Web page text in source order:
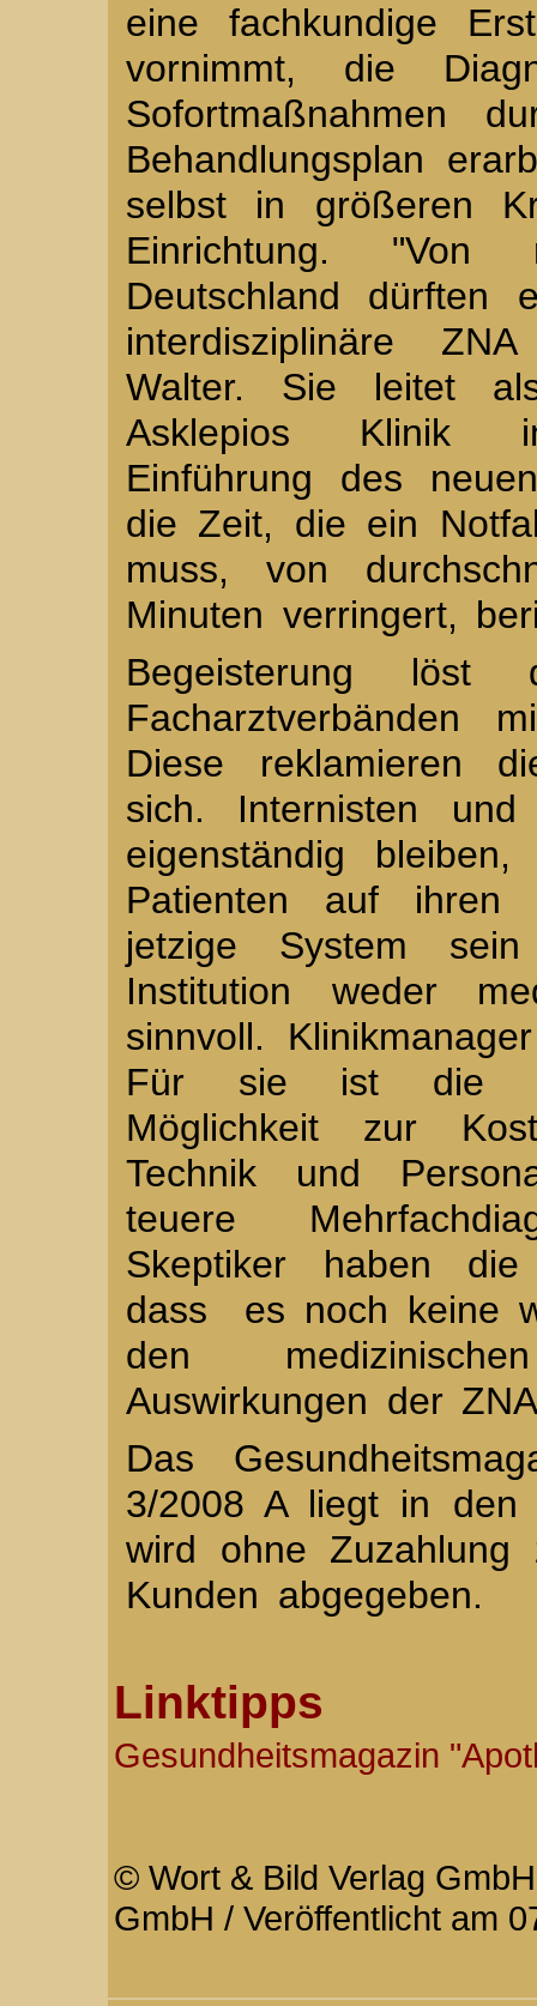
eine fachkundige
vornimmt, die
Sofortmaßnahmen
Behandlungsplan
selbst in größeren
Einrichtung.
Deutschland
interdisziplinäre
Walter. Sie leitet
Asklepios Klinik
Einführung des
die Zeit, die ein
muss, von
Minuten verringert,
Begeisterung
Facharztverbänden
Diese reklamieren
sich. Internisten und
eigenständig
Patienten auf ihren
jetzige System
Institution weder
sinnvoll.
Für sie ist die
Möglichkeit zur
Technik und
teuere
Skeptiker haben
dass es noch keine
den
Auswirkungen der
Das
3/2008 A liegt in den
wird ohne Zuzahlung
Kunden abgegeben.
Linktipps
Gesundheitsmagazin
© Wort & Bild Verlag
GmbH / Veröffentlicht am